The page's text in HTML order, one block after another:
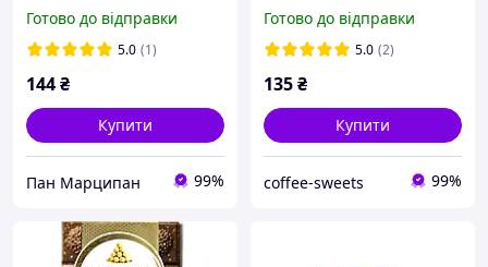
Готово до відправки
5.0 (1)
144₴
Купити
Пан Марципан 99%
Готово до відправки
5.0 (2)
135₴
Купити
coffee-sweets 99%